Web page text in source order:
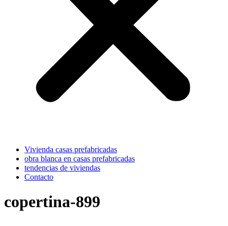
Vivienda casas prefabricadas
obra blanca en casas prefabricadas
tendencias de viviendas
Contacto
copertina-899